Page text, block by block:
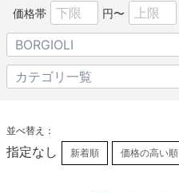
価格帯 円〜
並べ替え：
指定なし 新着順 価格の高い順